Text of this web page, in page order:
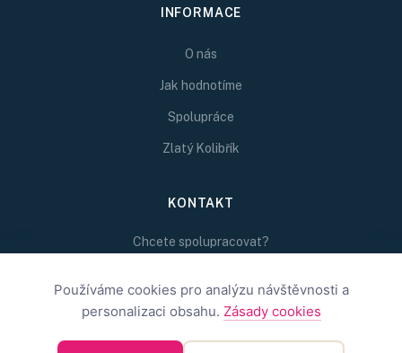
INFORMACE
O nás
Jak hodnotíme
Spolupráce
Zlatý Kolibřík
KONTAKT
Chcete spolupracovat?
redakce@inspirativni.cz
Používáme cookies pro analýzu návštěvnosti a
personalizaci obsahu. Zásady cookies